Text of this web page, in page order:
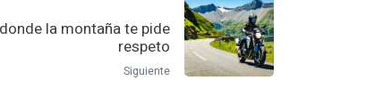
la montaña te pide
respeto
Siguiente